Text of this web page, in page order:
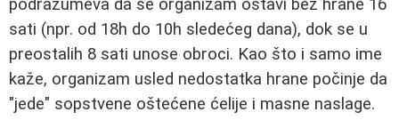
podrazumeva da se organizam ostavi bez hrane 16
sati (npr. od 18h do 10h sledećeg dana), dok se u
preostalih 8 sati unose obroci. Kao što i samo ime
kaže, organizam usled nedostatka hrane počinje da
"jede" sopstvene oštećene ćelije i masne naslage.